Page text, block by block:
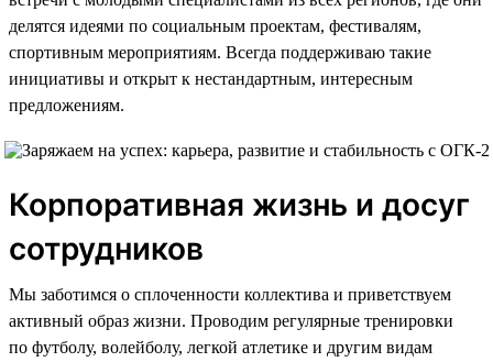
делятся идеями по социальным проектам, фестивалям,
спортивным мероприятиям. Всегда поддерживаю такие
инициативы и открыт к нестандартным, интересным
предложениям.
Корпоративная жизнь и досуг
сотрудников
Мы заботимся о сплоченности коллектива и приветствуем
активный образ жизни. Проводим регулярные тренировки
по футболу, волейболу, легкой атлетике и другим видам